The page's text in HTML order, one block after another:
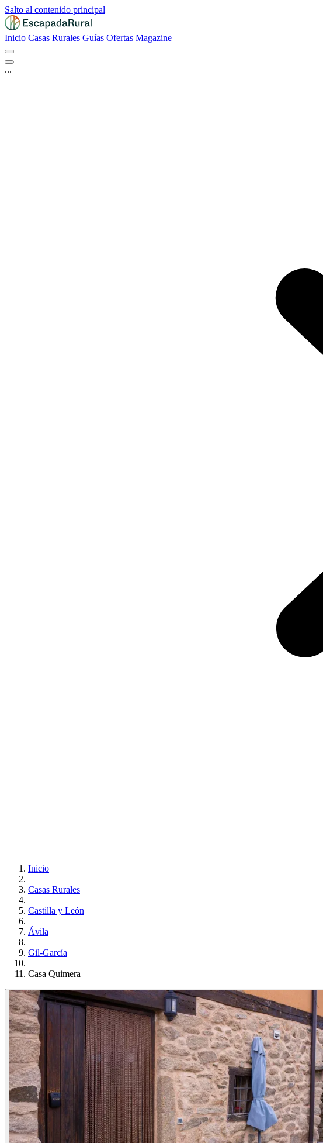
Salto al contenido principal
Inicio Casas Rurales Guías Ofertas Magazine
...
Inicio
Casas Rurales
Castilla y León
Ávila
Gil-García
Casa Quimera